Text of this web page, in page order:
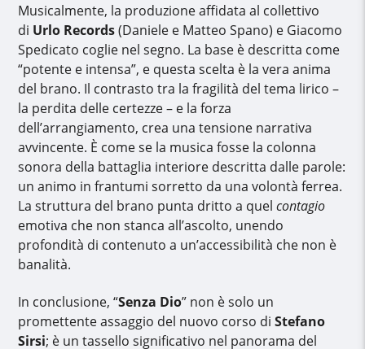
Musicalmente, la produzione affidata al collettivo
di Urlo Records(Daniele e Matteo Spano) e Giacomo
Spedicato coglie nel segno. La base è descritta come
“potente e intensa”, e questa scelta è la vera anima
del brano. Il contrasto tra la fragilità del tema lirico –
la perdita delle certezze – e la forza
dell’arrangiamento, crea una tensione narrativa
avvincente. È come se la musica fosse la colonna
sonora della battaglia interiore descritta dalle parole:
un animo in frantumi sorretto da una volontà ferrea.
La struttura del brano punta dritto a quelcontagio
emotiva che non stanca all’ascolto, unendo
profondità di contenuto a un’accessibilità che non è
banalità.
In conclusione, “Senza Dio” non è solo un
promettente assaggio del nuovo corso diStefano
Sirsi; è un tassello significativo nel panorama del